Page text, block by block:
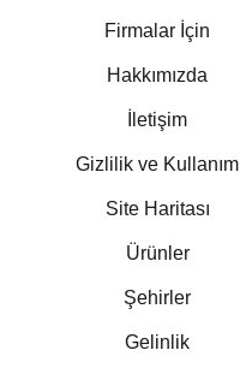
Firmalar İçin
Hakkımızda
İletişim
Gizlilik ve Kullanım
Site Haritası
Ürünler
Şehirler
Gelinlik